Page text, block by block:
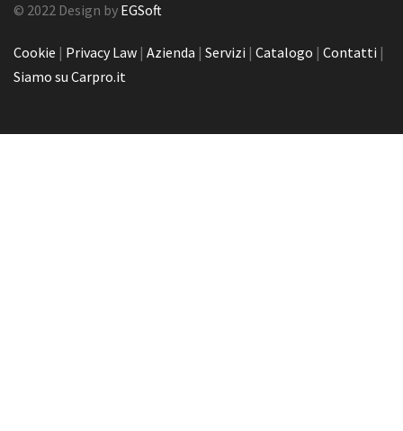
© 2022 Design by EGSoft
Cookie | Privacy Law | Azienda | Servizi | Catalogo | Contatti |
Siamo su Carpro.it